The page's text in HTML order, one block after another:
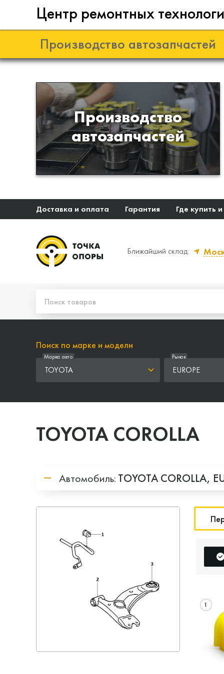
Центр ремонтных
Производство автозапчастей
Производство
автозапчастей
Разработка и
производство деталей из
эластомеров для подвески
автомобиля
Доставка и оплата Гарантия Где купить
Ближайший склад:
Поиск по марке и модели
TOYOTA
Марка авто
EUROPE
Рынок
TOYOTA COROLLA
Автомобиль: TOYOTACOROLLA,
1